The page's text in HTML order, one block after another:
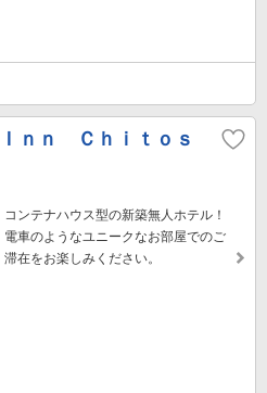
ｎｎ Ｃｈｉｔｏｓ
コンテナハウス型の新築無人ホテル！
電車のようなユニークなお部屋でのご
滞在をお楽しみください。